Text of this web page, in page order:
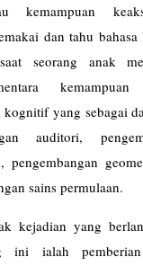
kemampuan
dan tahu
seorang anak
yang sebagai
auditori,
pengembangan
sains permulaan.
kejadian yang
ini ialah